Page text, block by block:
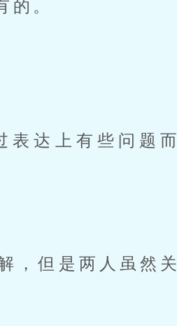
的。
表达上有些问题而
，但是两人虽然关